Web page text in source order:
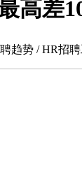
高差
趋势 / HR招